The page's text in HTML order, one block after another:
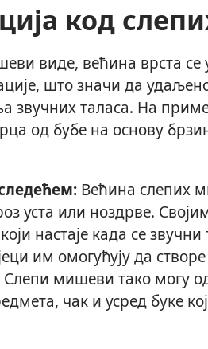
код
виде, већина врста се
што значи да
звучних таласа. На
од бубе на основу
Већина слепих
уста или ноздрве.
који настаје када се
им омогућују да
мишеви тако могу
чак и усред буке